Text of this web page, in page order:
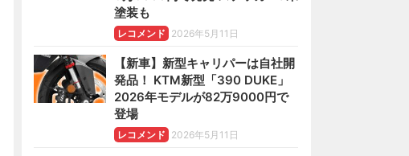
塗装も
レコメンド 2026年5月11日
【新車】新型キャリパーは自社開
発品！ KTM新型「390 DUKE」
2026年モデルが82万9000円で
登場
レコメンド 2026年5月11日